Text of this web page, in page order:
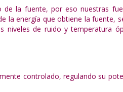
la fuente, por eso nuestras
la energía que obtiene la fuente,
niveles de ruido y temperatura
controlado, regulando su